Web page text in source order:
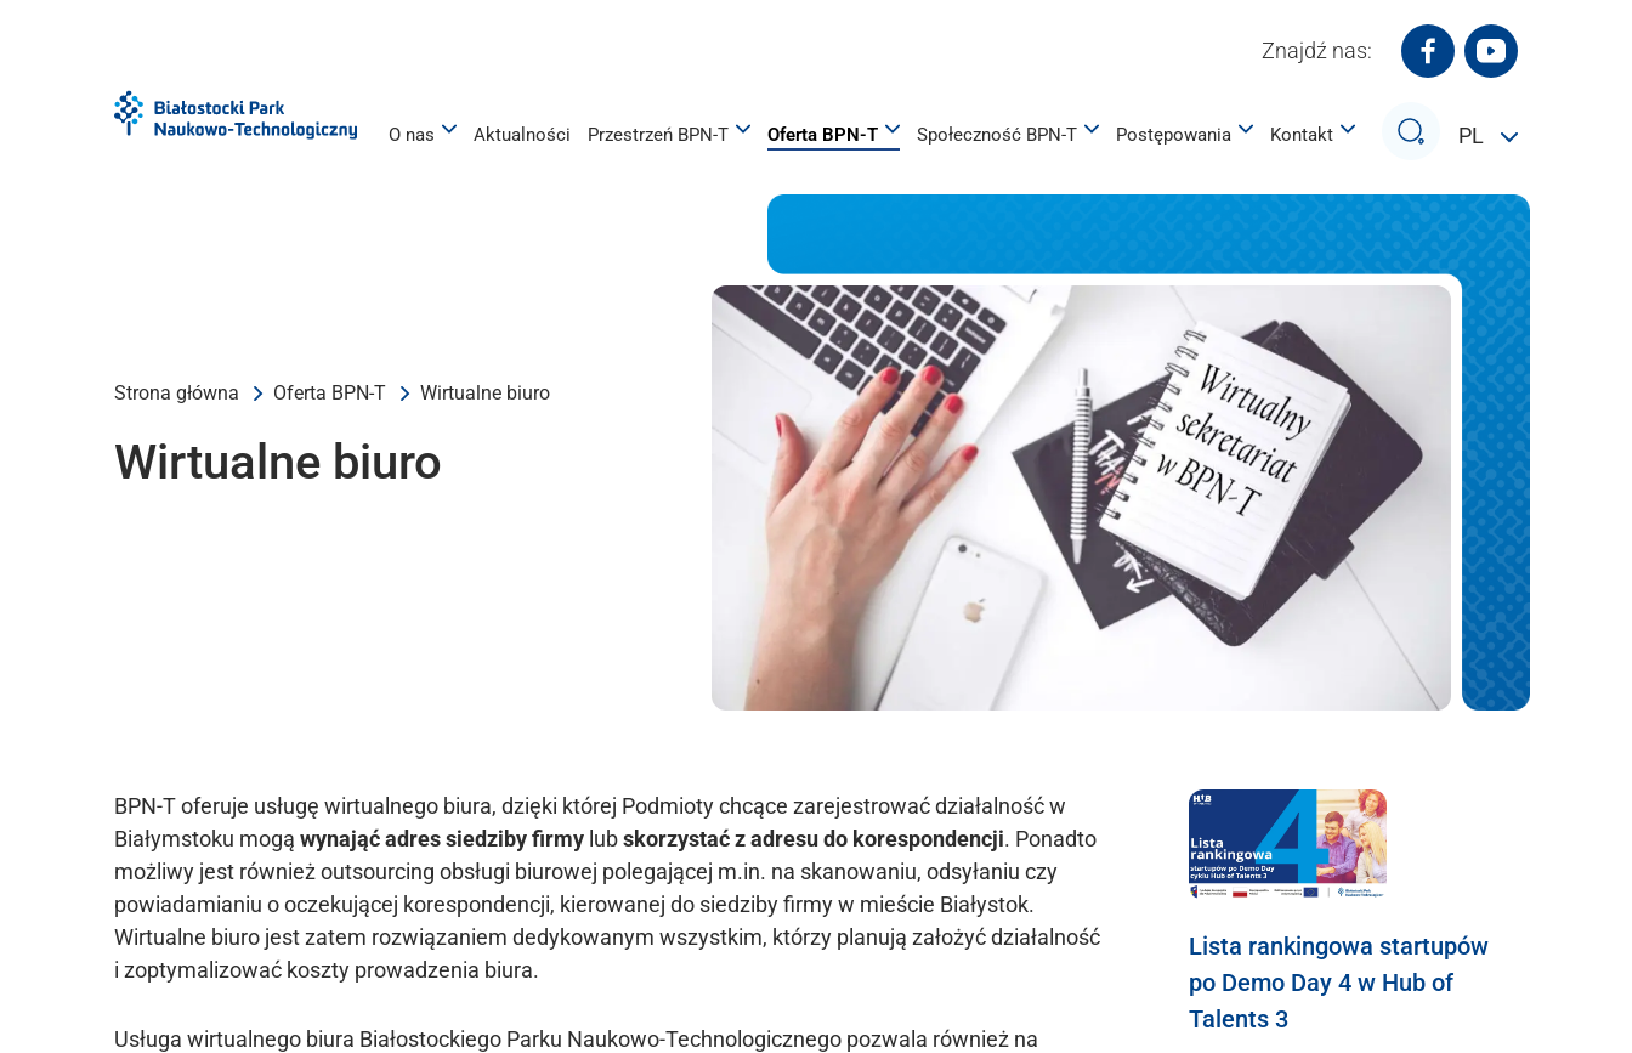
Znajdź nas:
Białostocki Park
Białostocki
O nas Aktualności Przestrzeń BPN-T Oferta BPN-T Społeczność BPN-T Postępowania Kontakt
Szukaj
PL
Strona główna Oferta BPN-T Wirtualne biuro
Wirtualne biuro
BPN-T oferuje usługę wirtualnego biura, dzięki której Podmioty chcące zarejestrować działalność w
Białymstoku mogą wynająć adres siedziby firmy lubskorzystać z adresu do korespondencji. Ponadto
możliwy jest również outsourcing obsługi biurowej polegającej m.in. na skanowaniu, odsyłaniu czy
powiadamianiu o oczekującej korespondencji, kierowanej do siedziby firmy w mieście Białystok.
Wirtualne biuro jest zatem rozwiązaniem dedykowanym wszystkim, którzy planują założyć działalność
i zoptymalizować koszty prowadzenia biura.
Usługa wirtualnego biura Białostockiego Parku Naukowo-Technologicznego pozwala również na
Lista rankingowa startupów
po Demo Day 4 w Hub of
Talents 3